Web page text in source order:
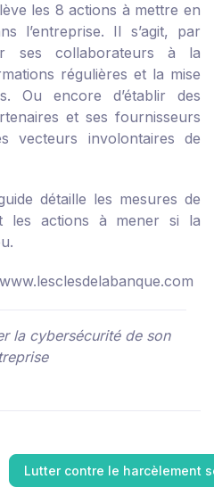
les 8 actions à mettre en
l’entreprise. Il s’agit, par
ses collaborateurs à la
régulières et la mise
Ou encore d’établir des
et ses fournisseurs
vecteurs involontaires de
détaille les mesures de
les actions à mener si la
www.lesclesdelabanque.com
la cybersécurité de son
Lutter contre le harcèlement